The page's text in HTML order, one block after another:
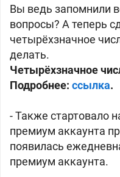
Вы ведь запомнили
вопросы? А теперь
четырёхзначное
делать.
Четырёхзначное
Подробнее: ссылка.
- Также стартовало
премиум аккаунта
появилась
премиум аккаунта.